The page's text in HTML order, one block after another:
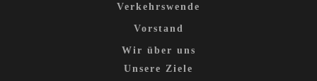
Verkehrswende
Vorstand
Wir über uns
Unsere Ziele